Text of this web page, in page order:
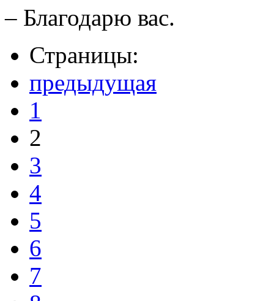
– Благодарю вас.
Страницы:
предыдущая
1
2
3
4
5
6
7